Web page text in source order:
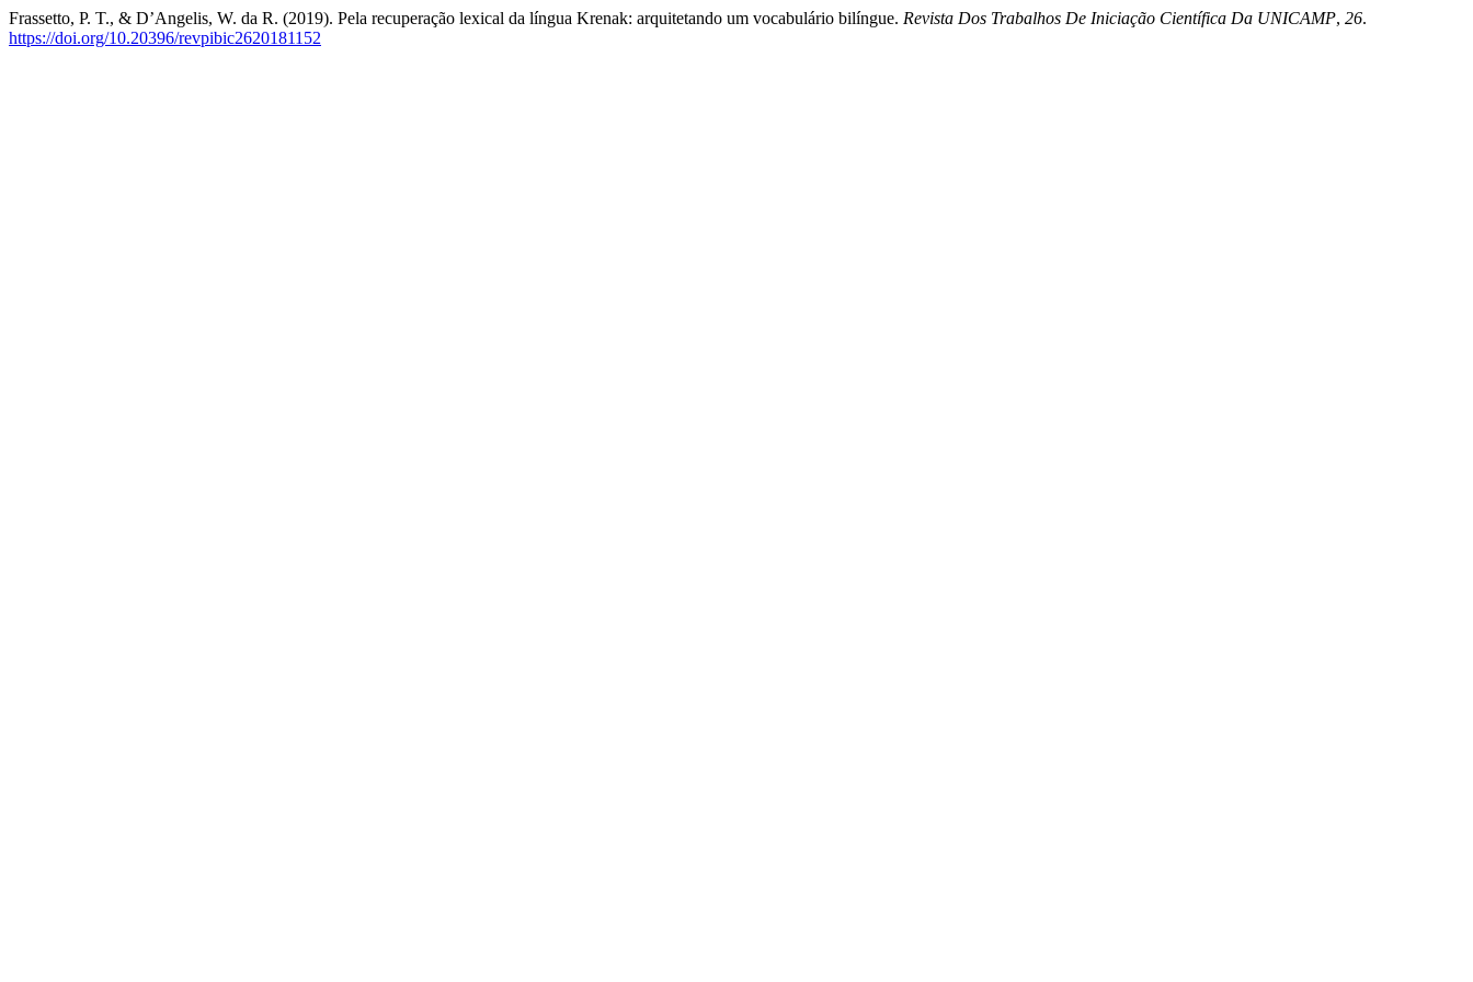
Frassetto, P. T., & D’Angelis, W. da R. (2019). Pela recuperação lexical da língua Krenak: arquitetando um vocabulário bilíngue. Revista Dos Trabalhos De Iniciação Científica Da UNICAMP, 26.
https://doi.org/10.20396/revpibic2620181152